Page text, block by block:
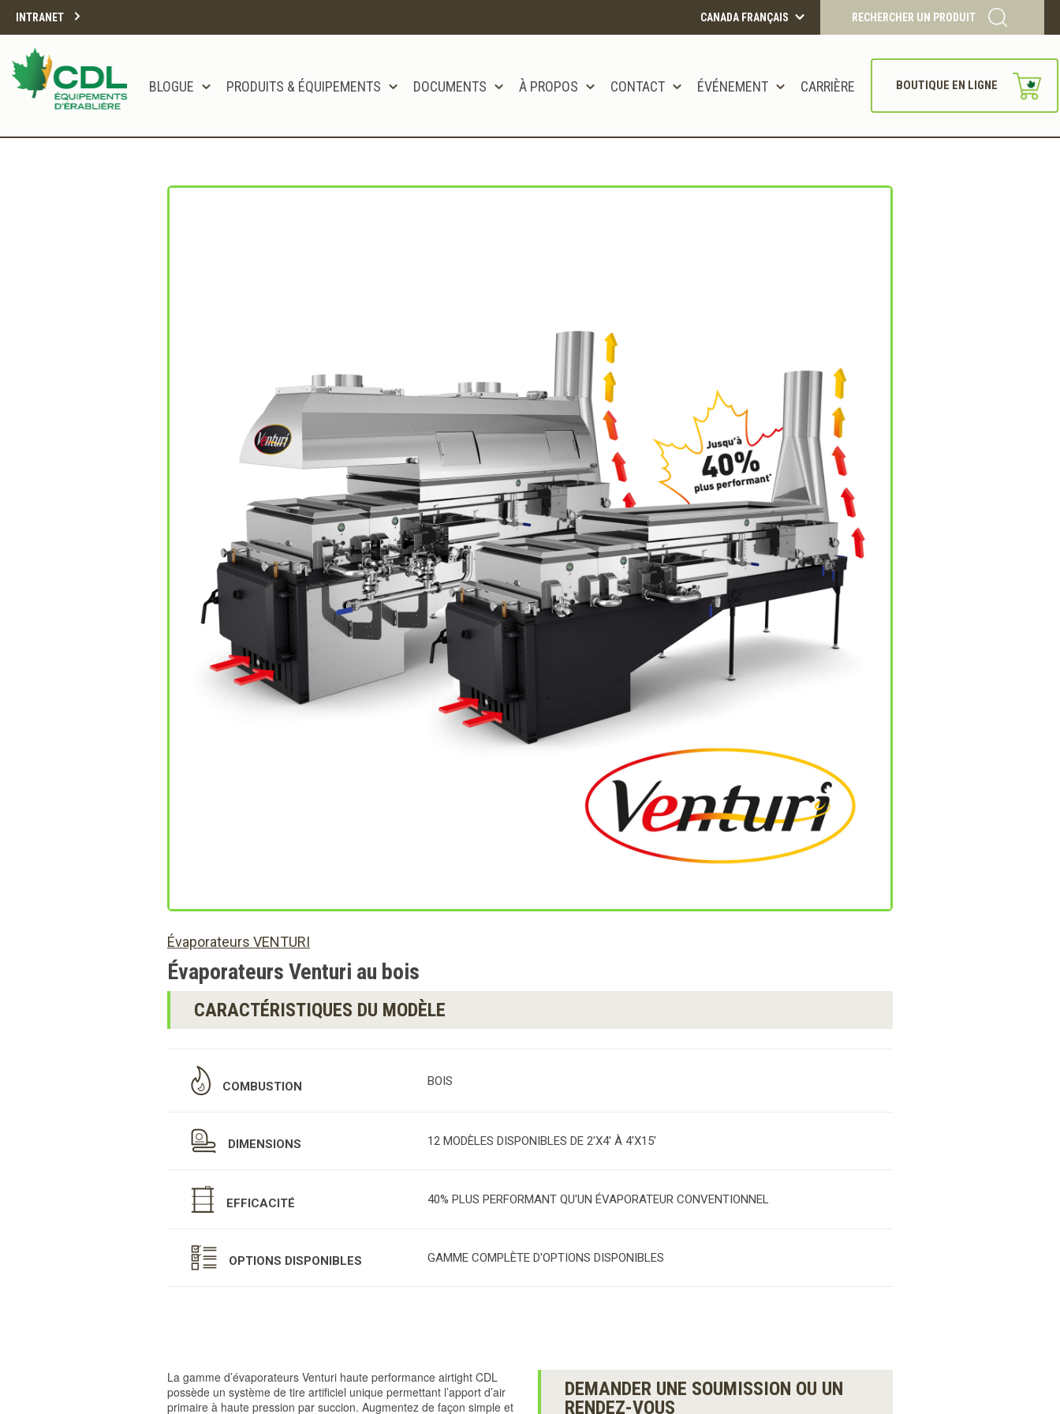
INTRANET CANADA FRANÇAIS RECHERCHER UN PRODUIT
BLOGUE PRODUITS & ÉQUIPEMENTS DOCUMENTS À PROPOS CONTACT ÉVÉNEMENT CARRIÈRE BOUTIQUE EN LIGNE
Évaporateurs VENTURI
Évaporateurs Venturi au bois
CARACTÉRISTIQUES DU MODÈLE
COMBUSTION BOIS
DIMENSIONS 12 MODÈLES DISPONIBLES DE 2'X4' À 4'X15'
EFFICACITÉ 40% PLUS PERFORMANT QU'UN ÉVAPORATEUR CONVENTIONNEL
OPTIONS DISPONIBLES GAMME COMPLÈTE D'OPTIONS DISPONIBLES
La gamme d’évaporateurs Venturi haute performance airtight CDL
possède un système de tire artificiel unique permettant l’apport d’air
primaire à haute pression par succion. Augmentez de façon simple et
DEMANDER UNE SOUMISSION OU UN
RENDEZ-VOUS